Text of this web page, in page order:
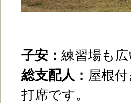
子安： 練習場も広
総支配人： 屋根
打席です。